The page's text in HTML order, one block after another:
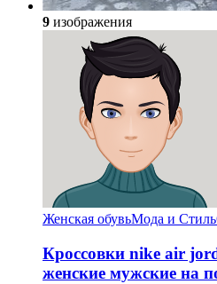
9 изображения
Женская обувьМода и Стиль
Кроссовки nike air
женские мужские на